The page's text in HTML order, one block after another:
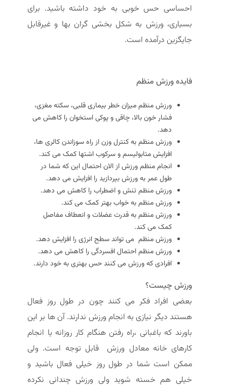
احساسی حس خوبی به خود داشته باشید. برای
بسیاری، ورزش به شکل بخشی گران بها و غیرقابل
جایگزین درآمده است.
فایده ورزش منظم
ورزش منظم میزان خطر بیماری قلبی، سکته مغزی،
فشار خون بالا، چاقی و پوکی استخوان را کاهش می
دهد.
ورزش منظم به کنترل وزن از راه سوزاندن کالری ها،
افزایش متابولیسم و سرکوب اشتها کمک می کند.
انجام منظم ورزش از الان احتمال این که شما در
طول عمر به ورزش بپردازید را افزایش می دهد.
ورزش منظم تنش و اضطراب را کاهش می دهد.
ورزش منظم به خواب بهتر کمک می کند.
ورزش منظم به قدرت عضلات و انعطاف مفاصل
کمک می کند.
ورزش منظم می تواند سطح انرژی را افزایش دهد.
ورزش منظم احتمال افسردگی را کاهش می دهد.
افرادی که ورزش می کنند حس بهتری به خود دارند.
ورزش چیست؟
بعضی افراد فکر می کنند چون در طول روز فعال
هستند دیگر نیازی به انجام ورزش ندارند. آن ها بر این
باورند که باغبانی ،راه رفتن هنگام کار روزانه یا انجام
کارهای خانه معادل ورزش قابل توجه است. ولی
ممکن است شما در طول روز خیلی فعال باشید و
خیلی هم خسته شوید ولی ورزش چندانی نکرده